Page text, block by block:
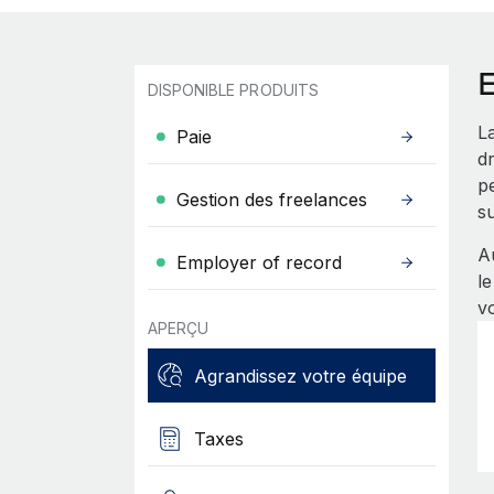
DISPONIBLE PRODUITS
Paie
Gestion des freelances
Employer of record
APERÇU
Agrandissez votre équipe
Taxes